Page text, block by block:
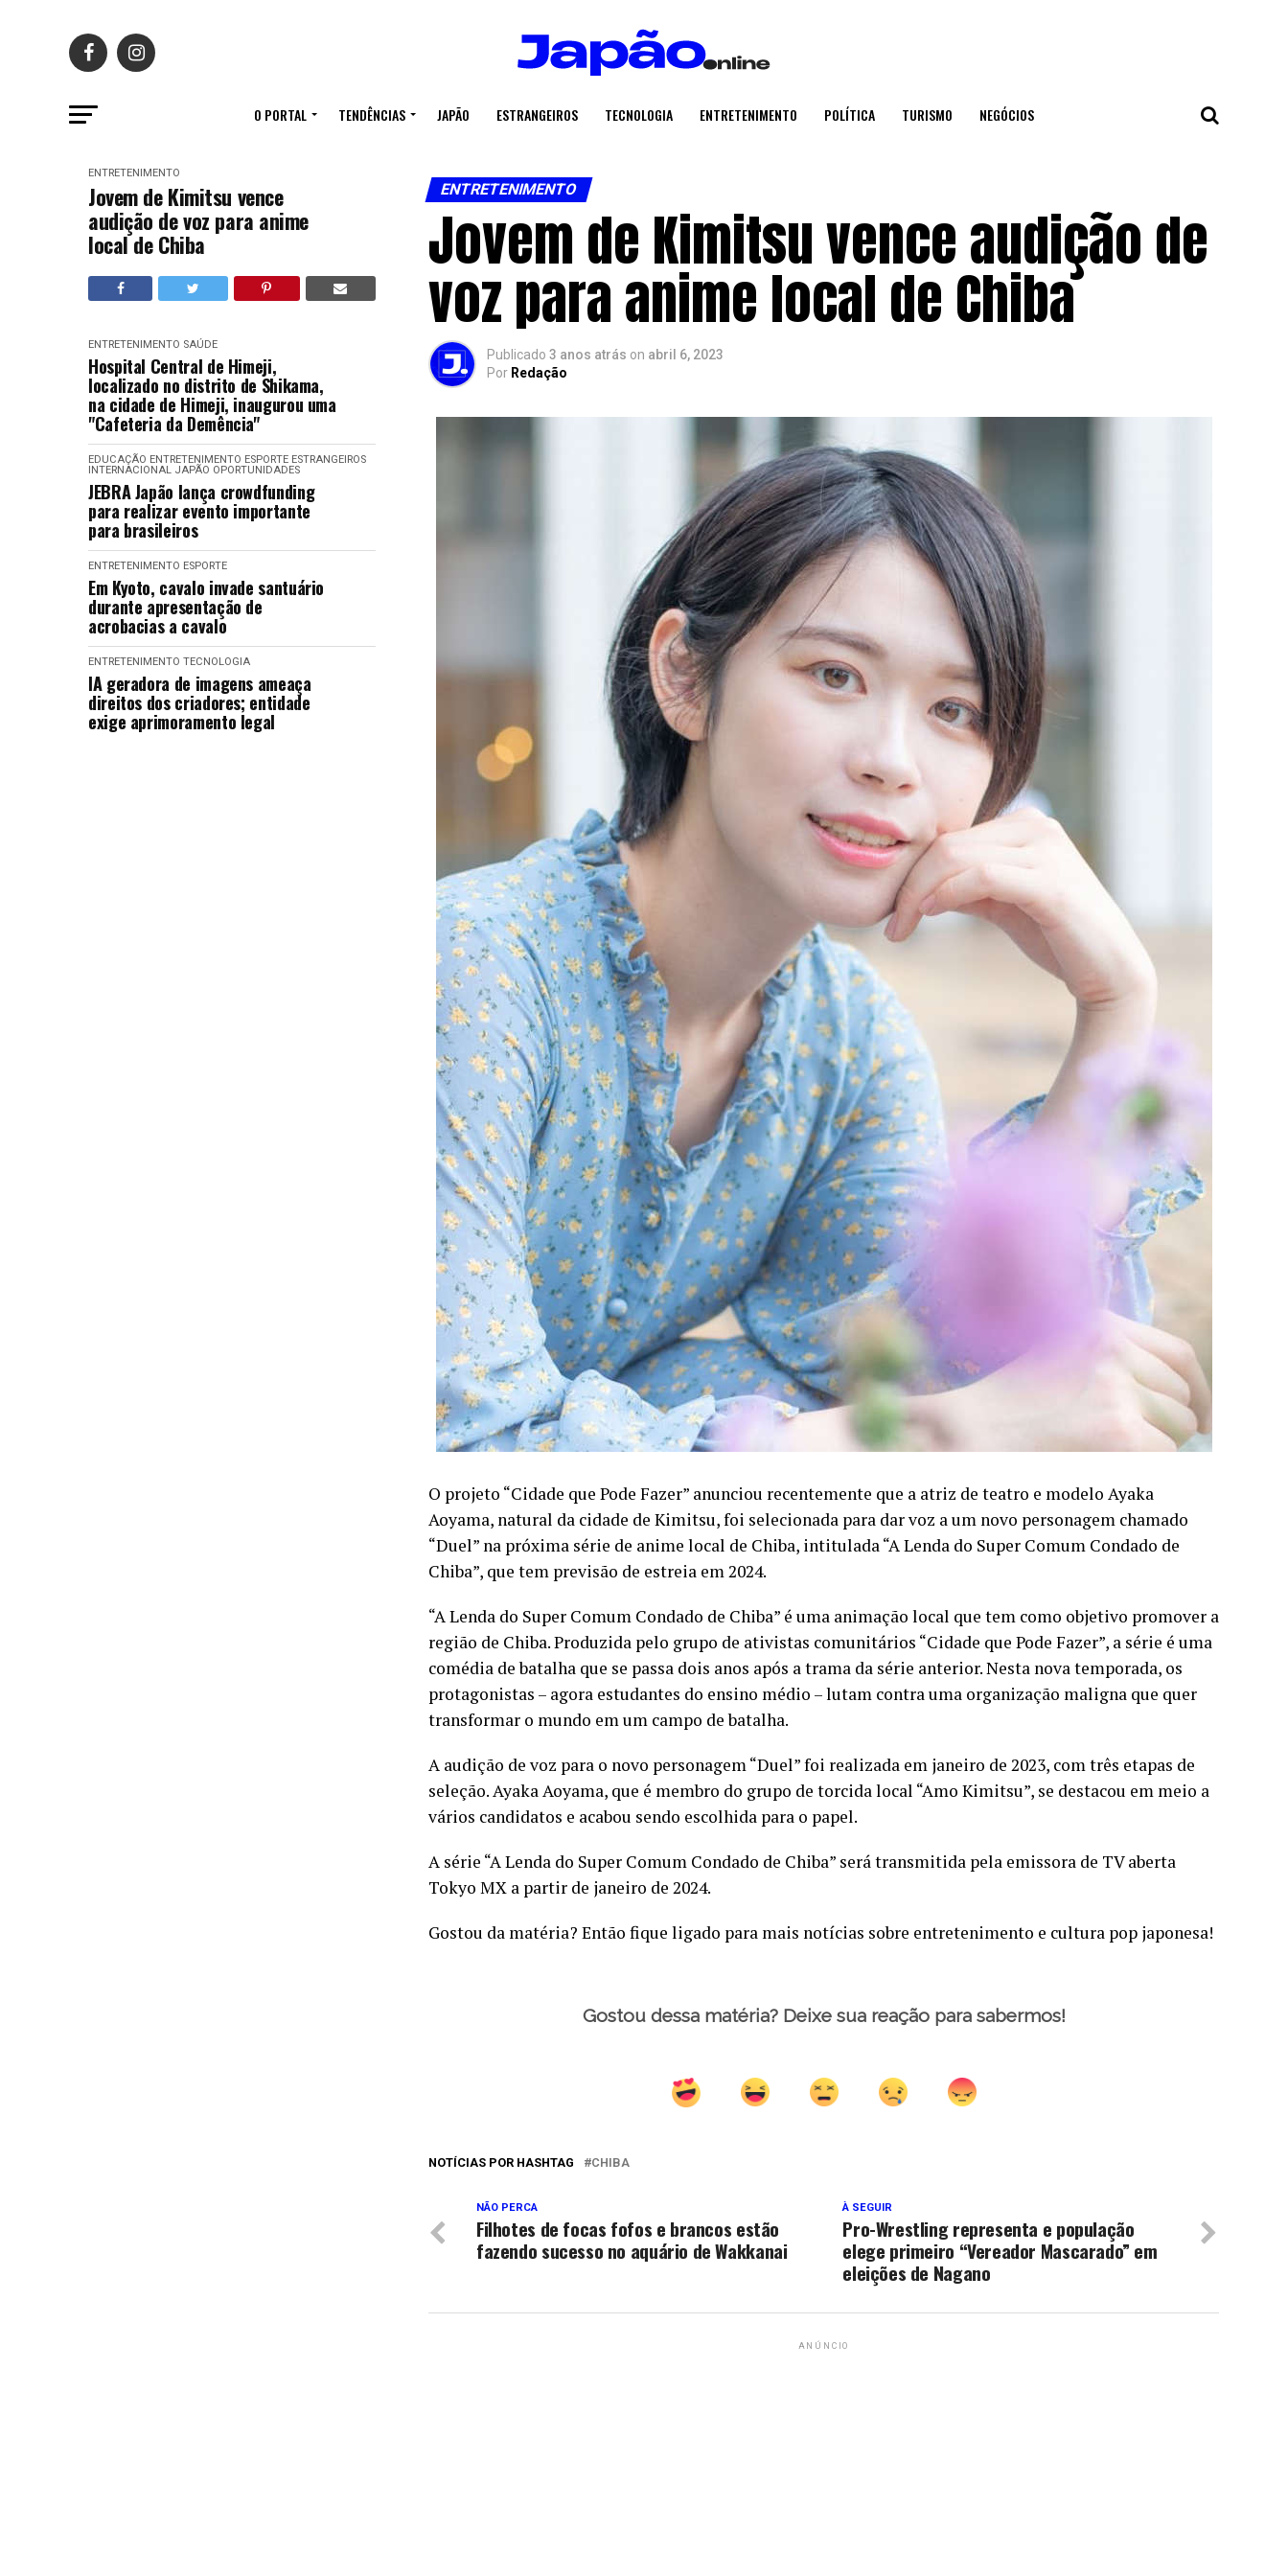
O PORTAL TENDÊNCIAS JAPÃO ESTRANGEIROS TECNOLOGIA ENTRETENIMENTO POLÍTICA TURISMO NEGÓCIOS
ENTRETENIMENTO
Jovem de Kimitsu vence
audição de voz para anime
local de Chiba
ENTRETENIMENTO SAÚDE
Hospital Central de Himeji,
localizado no distrito de Shikama,
na cidade de Himeji, inaugurou uma
"Cafeteria da Demência"
EDUCAÇÃO ENTRETENIMENTO ESPORTE ESTRANGEIROS
INTERNACIONAL JAPÃO OPORTUNIDADES
JEBRA Japão lança crowdfunding
para realizar evento importante
para brasileiros
ENTRETENIMENTO ESPORTE
Em Kyoto, cavalo invade santuário
durante apresentação de
acrobacias a cavalo
ENTRETENIMENTO TECNOLOGIA
IA geradora de imagens ameaça
direitos dos criadores; entidade
exige aprimoramento legal
ENTRETENIMENTO
Jovem de Kimitsu vence audição de
voz para anime local de Chiba
Publicado 3 anos atrás on abril 6, 2023
Por Redação
O projeto “Cidade que Pode Fazer” anunciou recentemente que a atriz de teatro e modelo Ayaka
Aoyama, natural da cidade de Kimitsu, foi selecionada para dar voz a um novo personagem chamado
“Duel” na próxima série de anime local de Chiba, intitulada “A Lenda do Super Comum Condado de
Chiba”, que tem previsão de estreia em 2024.
“A Lenda do Super Comum Condado de Chiba” é uma animação local que tem como objetivo promover a
região de Chiba. Produzida pelo grupo de ativistas comunitários “Cidade que Pode Fazer”, a série é uma
comédia de batalha que se passa dois anos após a trama da série anterior. Nesta nova temporada, os
protagonistas – agora estudantes do ensino médio – lutam contra uma organização maligna que quer
transformar o mundo em um campo de batalha.
A audição de voz para o novo personagem “Duel” foi realizada em janeiro de 2023, com três etapas de
seleção. Ayaka Aoyama, que é membro do grupo de torcida local “Amo Kimitsu”, se destacou em meio a
vários candidatos e acabou sendo escolhida para o papel.
A série “A Lenda do Super Comum Condado de Chiba” será transmitida pela emissora de TV aberta
Tokyo MX a partir de janeiro de 2024.
Gostou da matéria? Então fique ligado para mais notícias sobre entretenimento e cultura pop japonesa!
Gostou dessa matéria? Deixe sua reação para sabermos!
NOTÍCIAS POR HASHTAG CHIBA
À SEGUIR
Pro-Wrestling representa e população
elege primeiro “Vereador Mascarado” em
eleições de Nagano
NÃO PERCA
Filhotes de focas fofos e brancos estão
fazendo sucesso no aquário de Wakkanai
ANÚNCIO